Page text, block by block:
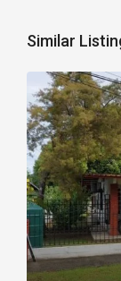
Similar